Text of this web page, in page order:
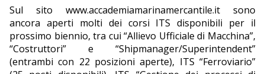
Sul sito www.accademiamarinamercantile.it sono
ancora aperti molti dei corsi ITS disponibili per il
prossimo biennio, tra cui “Allievo Ufficiale di Macchina”,
“Costruttori” e “Shipmanager/Superintendent”
(entrambi con 22 posizioni aperte), ITS “Ferroviario”